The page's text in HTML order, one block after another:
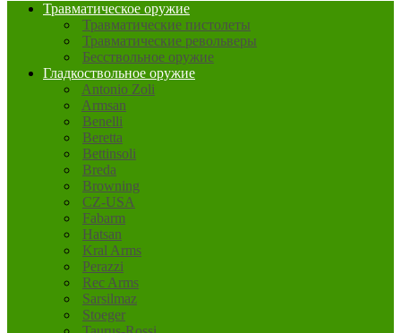
Травматическое оружие
Травматические пистолеты
Травматические револьверы
Бесствольное оружие
Гладкоствольное оружие
Antonio Zoli
Armsan
Benelli
Beretta
Bettinsoli
Breda
Browning
CZ-USA
Fabarm
Hatsan
Kral Arms
Perazzi
Rec Arms
Sarsilmaz
Stoeger